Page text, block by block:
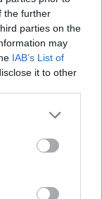
the further
parties on the
may
IAB’s List of
it to other
in modi
CEO di
non ho
nuovo
tempo un
sottolinea
legato
modelli: LLM in
un